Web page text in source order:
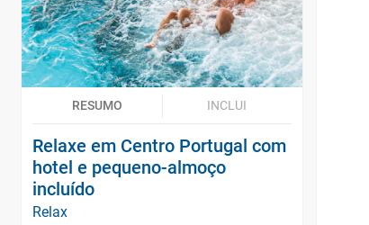
RESUMO INCLUI
Relaxe em Centro Portugal com
hotel e pequeno-almoço
incluído
Relax